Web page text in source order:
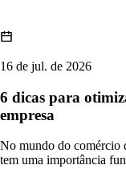
16 de jul. de 2026
6 dicas para
empresa
No mundo do comércio
tem uma importância